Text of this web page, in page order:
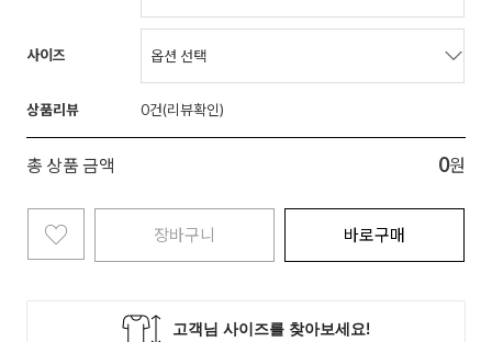
사이즈
상품리뷰 0
총 상품 금액 0원
장바구니 바로구매